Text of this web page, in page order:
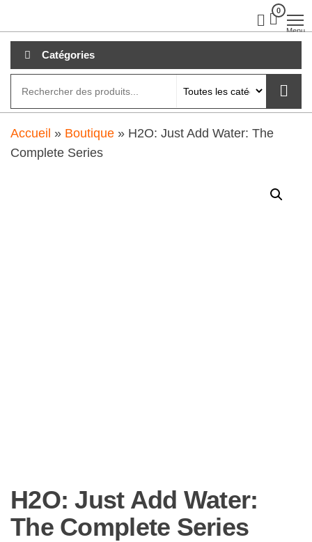
au
contenu
0
Menu
Catégories
Accueil » Boutique » H2O: Just Add Water: The
Complete Series
H2O: Just Add Water:
The Complete Series